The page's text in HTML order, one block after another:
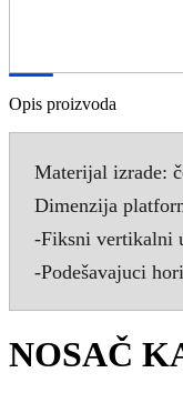
Opis proizvoda
Materijal izrade:
Dimenzija
-Fiksni vertikalni
-Podešavajuci
NOSAČ